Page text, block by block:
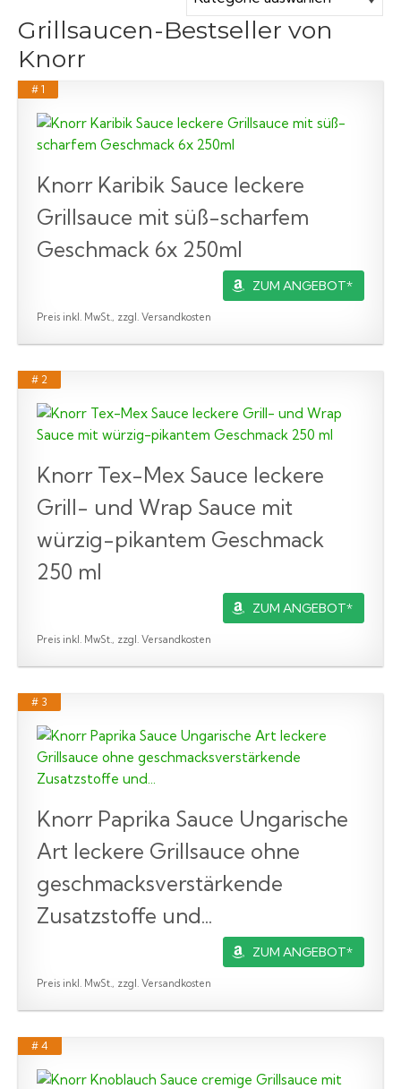
Grillsaucen-Bestseller von
Knorr
# 1
Knorr Karibik Sauce leckere
Grillsauce mit süß-scharfem
Geschmack 6x 250ml
ZUM ANGEBOT*
Preis inkl. MwSt., zzgl. Versandkosten
# 2
Knorr Tex-Mex Sauce leckere
Grill- und Wrap Sauce mit
würzig-pikantem Geschmack
250 ml
ZUM ANGEBOT*
Preis inkl. MwSt., zzgl. Versandkosten
# 3
Knorr Paprika Sauce Ungarische
Art leckere Grillsauce ohne
geschmacksverstärkende
Zusatzstoffe und...
ZUM ANGEBOT*
Preis inkl. MwSt., zzgl. Versandkosten
# 4